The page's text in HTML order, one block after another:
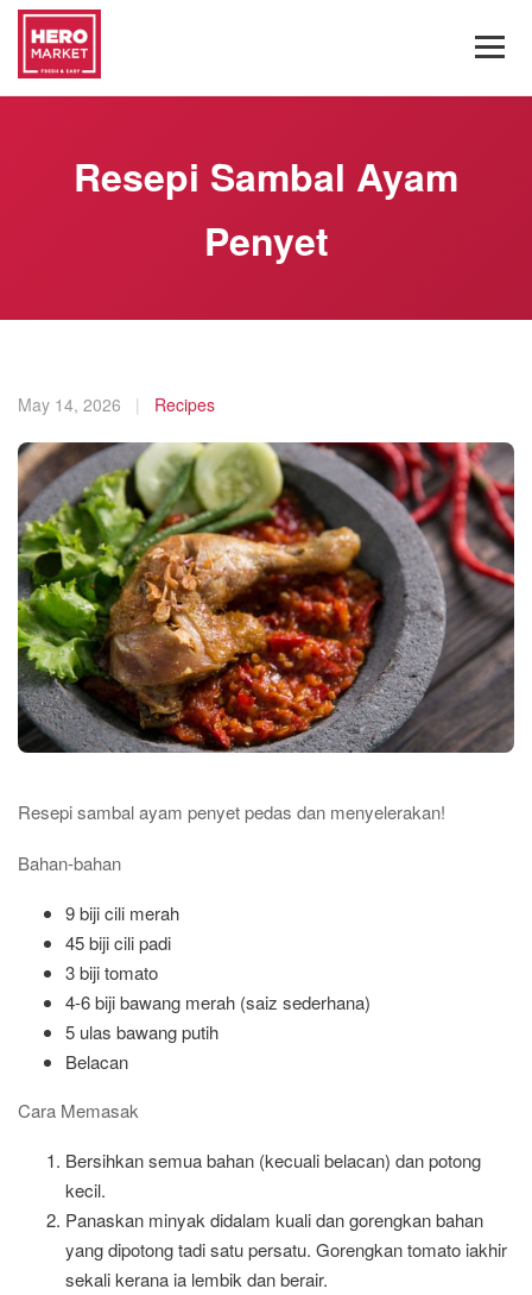
Resepi Sambal Ayam
Penyet
May 14, 2026 | Recipes
Resepi sambal ayam penyet pedas dan menyelerakan!
Bahan-bahan
9 biji cili merah
45 biji cili padi
3 biji tomato
4-6 biji bawang merah (saiz sederhana)
5 ulas bawang putih
Belacan
Cara Memasak
Bersihkan semua bahan (kecuali belacan) dan potong
kecil.
Panaskan minyak didalam kuali dan gorengkan bahan
yang dipotong tadi satu persatu. Gorengkan tomato iakhir
sekali kerana ia lembik dan berair.